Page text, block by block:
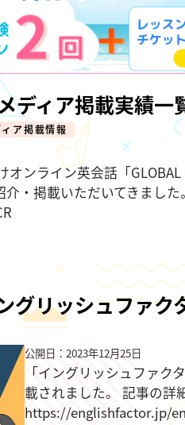
ディア掲載実績一
ィア掲載情報
オンライン英会話「
・掲載いただいてきまし
グリッシュファ
公開日：2023年12月25日
「イングリッシュファク
載されました。 記事の詳
https://englishfactor.jp/